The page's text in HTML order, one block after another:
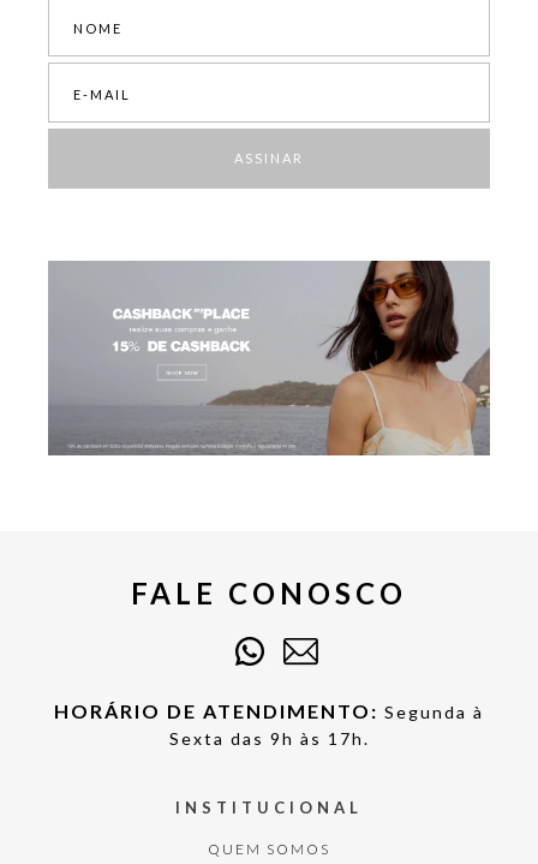
ASSINAR
FALE CONOSCO
HORÁRIO DE ATENDIMENTO: Segunda à
Sexta das 9h às 17h.
INSTITUCIONAL
QUEM SOMOS